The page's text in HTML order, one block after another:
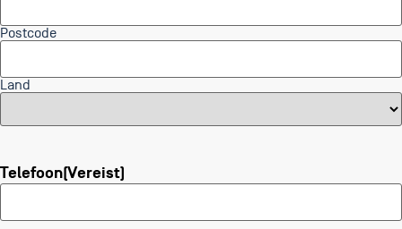
Postcode
Land
Telefoon(Vereist)